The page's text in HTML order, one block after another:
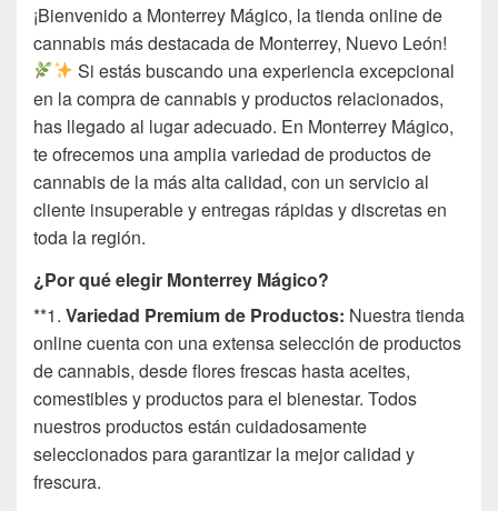
¡Bienvenido a Monterrey Mágico, la tienda online de
cannabis más destacada de Monterrey, Nuevo León!
Si estás buscando una experiencia excepcional
en la compra de cannabis y productos relacionados,
has llegado al lugar adecuado. En Monterrey Mágico,
te ofrecemos una amplia variedad de productos de
cannabis de la más alta calidad, con un servicio al
cliente insuperable y entregas rápidas y discretas en
toda la región.
¿Por qué elegir Monterrey Mágico?
**1. Variedad Premium de Productos: Nuestra tienda
online cuenta con una extensa selección de productos
de cannabis, desde flores frescas hasta aceites,
comestibles y productos para el bienestar. Todos
nuestros productos están cuidadosamente
seleccionados para garantizar la mejor calidad y
frescura.